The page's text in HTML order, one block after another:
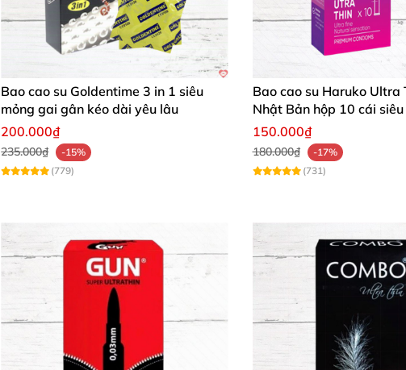
Bao cao su Goldentime 3 in 1 siêu
mỏng gai gân kéo dài yêu lâu
200.000₫
235.000₫
-15%
(779)
Bao cao su Haruko Ultra
Nhật Bản hộp 10 cái
150.000₫
180.000₫
-17%
(731)